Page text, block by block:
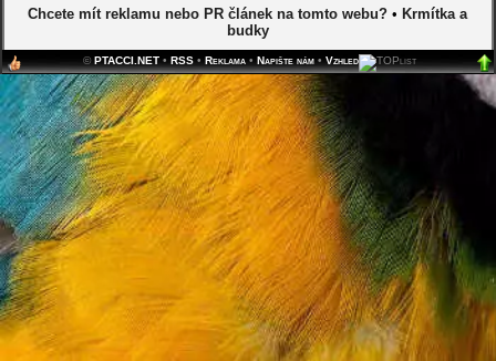
Chcete mít reklamu nebo PR článek na tomto webu? • Krmítka a
budky
©PTACCI.NET• RSS• Reklama• Napište nám• Vzhled